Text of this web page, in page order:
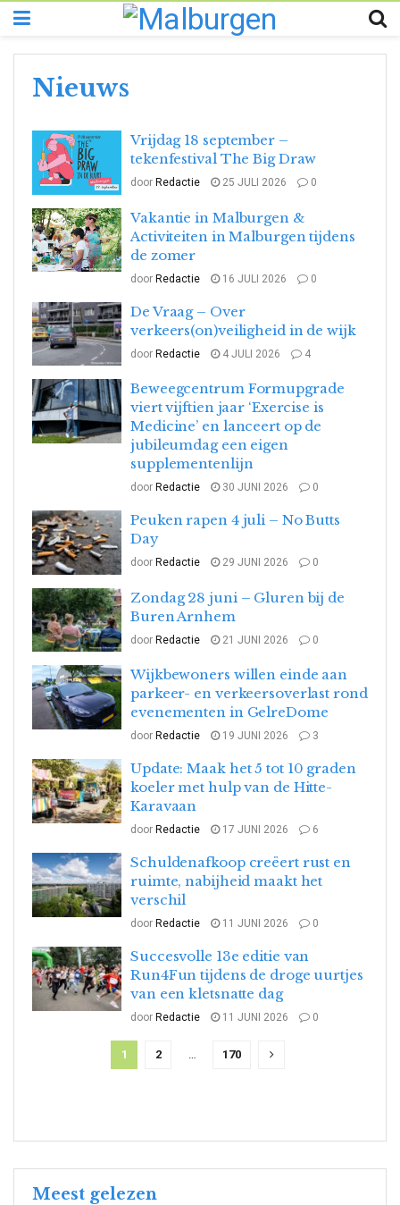
Nieuws
Vrijdag 18 september –
tekenfestival The Big Draw
door Redactie 25 JULI 2026 0
Vakantie in Malburgen &
Activiteiten in Malburgen tijdens
de zomer
door Redactie 16 JULI 2026 0
De Vraag – Over
verkeers(on)veiligheid in de wijk
door Redactie 4 JULI 2026 4
Beweegcentrum Formupgrade
viert vijftien jaar ‘Exercise is
Medicine’ en lanceert op de
jubileumdag een eigen
supplementenlijn
door Redactie 30 JUNI 2026 0
Peuken rapen 4 juli – No Butts
Day
door Redactie 29 JUNI 2026 0
Zondag 28 juni – Gluren bij de
Buren Arnhem
door Redactie 21 JUNI 2026 0
Wijkbewoners willen einde aan
parkeer- en verkeersoverlast rond
evenementen in GelreDome
door Redactie 19 JUNI 2026 3
Update: Maak het 5 tot 10 graden
koeler met hulp van de Hitte-
Karavaan
door Redactie 17 JUNI 2026 6
Schuldenafkoop creëert rust en
ruimte, nabijheid maakt het
verschil
door Redactie 11 JUNI 2026 0
Succesvolle 13e editie van
Run4Fun tijdens de droge uurtjes
van een kletsnatte dag
door Redactie 11 JUNI 2026 0
1 2 … 170
Meest gelezen